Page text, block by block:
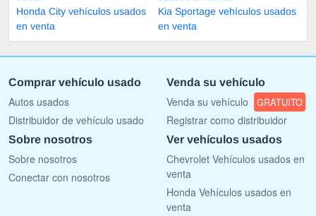
Honda City vehículos usados
en venta
Kia Sportage vehículos usados
en venta
Comprar vehículo usado
Autos usados
Distribuidor de vehículo usado
Venda su vehículo
Venda su vehículo GRATUITO
Registrar como distribuidor
Sobre nosotros
Sobre nosotros
Conectar con nosotros
Ver vehículos usados
Chevrolet Vehículos usados en
venta
Honda Vehículos usados en
venta